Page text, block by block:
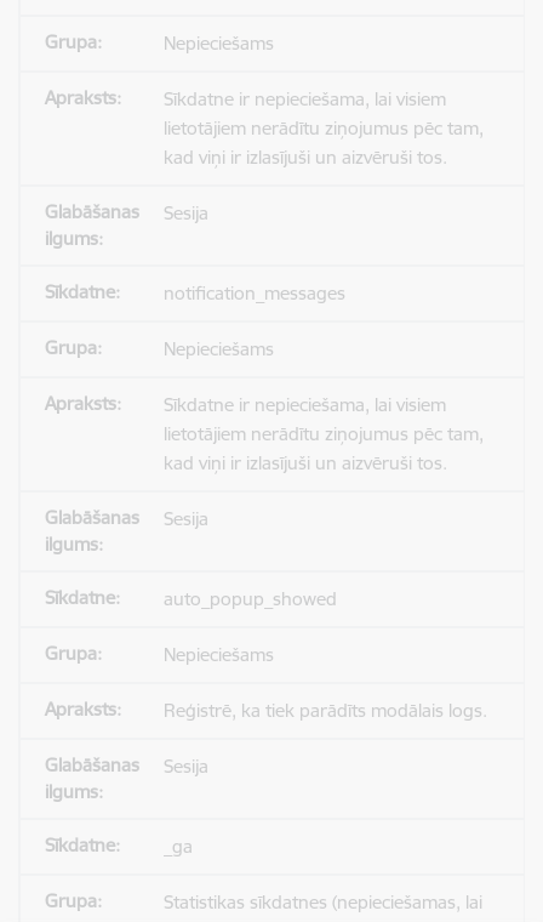
Nepieciešams
Sīkdatne ir nepieciešama, lai visiem
lietotājiem nerādītu ziņojumus pēc tam,
kad viņi ir izlasījuši un aizvēruši tos.
Sesija
notification_messages
Nepieciešams
Sīkdatne ir nepieciešama, lai visiem
lietotājiem nerādītu ziņojumus pēc tam,
kad viņi ir izlasījuši un aizvēruši tos.
Sesija
auto_popup_showed
Nepieciešams
Reģistrē, ka tiek parādīts modālais logs.
Sesija
_ga
Statistikas sīkdatnes (nepieciešamas, lai